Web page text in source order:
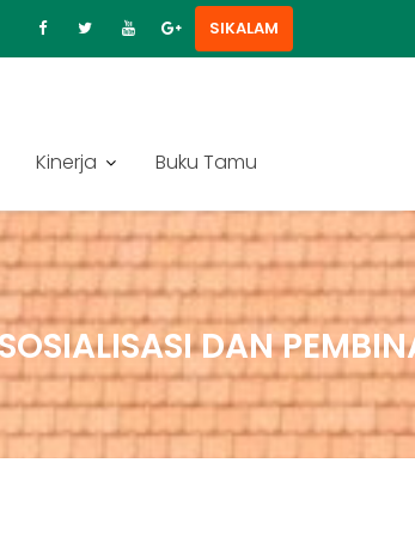
SIKALAM
Kinerja Buku Tamu
DAN